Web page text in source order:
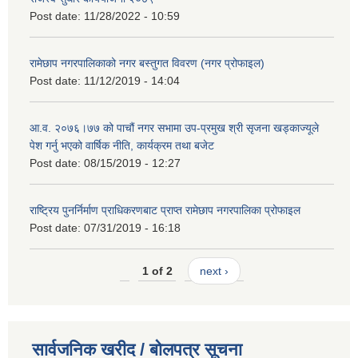
Post date: 11/28/2022 - 10:59
रामेछाप नगरपालिकाको नगर बस्तुगत विवरण (नगर प्रोफाइल)
Post date: 11/12/2019 - 14:04
आ.व. २०७६।७७ को पाचौं नगर सभामा उप-प्रमुख श्री सृजना खड्काज्यूले
पेश गर्नु भएको वार्षिक नीति, कार्यक्रम तथा बजेट
Post date: 08/15/2019 - 12:27
राष्ट्रिय पुनर्निर्माण प्राधिकरणबाट प्राप्त रामेछाप नगरपालिका प्रोफाइल
Post date: 07/31/2019 - 16:18
1 of 2 next ›
सार्वजनिक खरीद / बोलपत्र सूचना